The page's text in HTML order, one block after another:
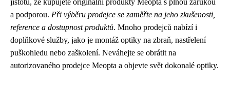
a podporou. Při výběru prodejce se zaměřte na jeho zkušenosti,
reference a dostupnost produktů. Mnoho prodejců nabízí i
doplňkové služby, jako je montáž optiky na zbraň, nastřelení
puškohledu nebo zaškolení. Neváhejte se obrátit na
autorizovaného prodejce Meopta a objevte svět dokonalé optiky.